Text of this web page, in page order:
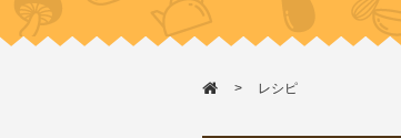
レシピ